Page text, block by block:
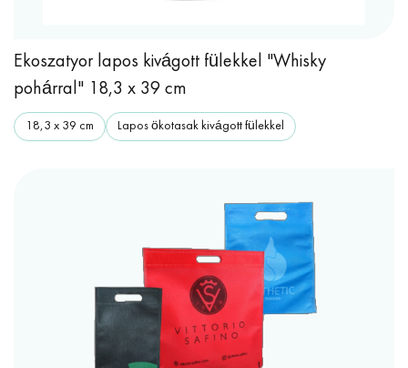
Ekoszatyor lapos kivágott fülekkel "Whisky
pohárral" 18,3 x 39 cm
18,3 x 39 cm Lapos ökotasak kivágott fülekkel